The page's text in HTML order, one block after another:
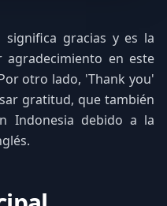
significa gracias y es la
en este
otro lado, 'Thank you'
gratitud, que también
Indonesia debido a la